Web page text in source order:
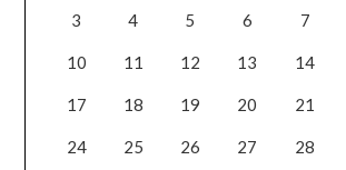
3 4 5 6 7
10 11 12 13 14
17 18 19 20 21
24 25 26 27 28